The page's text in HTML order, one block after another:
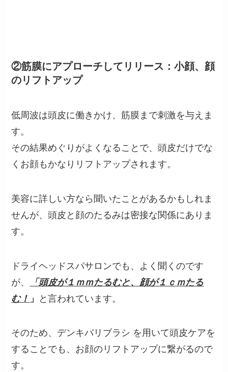
②筋膜にアプローチしてリリース：小顔、顔
のリフトアップ
低周波は頭皮に働きかけ、筋膜まで刺激を与えま
す。
その結果めぐりがよくなることで、頭皮だけでな
くお顔もかなりリフトアップされます。
美容に詳しい方なら聞いたことがあるかもしれま
せんが、頭皮と顔のたるみは密接な関係にありま
す。
ドライヘッドスパサロンでも、よく聞くのです
が、
「頭皮が１ｍｍたるむと、顔が１ｃｍたる
む！ 」 と言われています。
そのため、デンキバリブラシ を用いて頭皮ケアを
することでも、お顔のリフトアップに繋がるので
す。